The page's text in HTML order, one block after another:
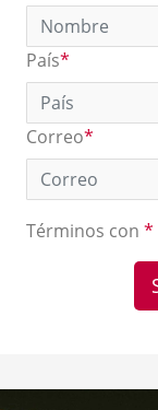
País*
Correo*
Términos con *